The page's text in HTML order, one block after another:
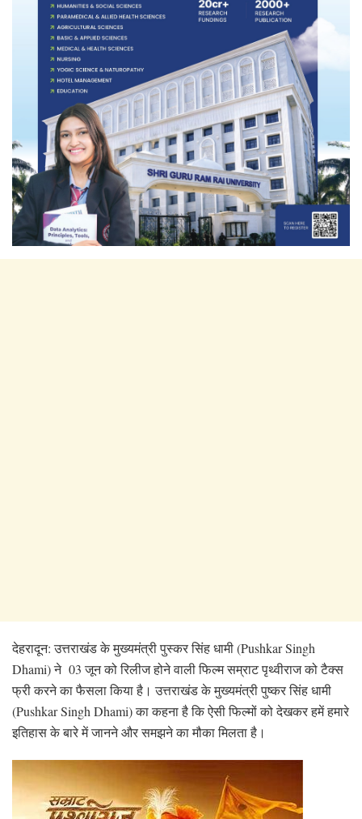
देहरादून: उत्तराखंड के मुख्यमंत्री पुस्कर सिंह धामी (Pushkar Singh
Dhami) ने 03 जून को रिलीज होने वाली फिल्म सम्राट पृथ्वीराज को टैक्स
फ्री करने का फैसला किया है। उत्तराखंड के मुख्यमंत्री पुष्कर सिंह धामी
(Pushkar Singh Dhami) का कहना है कि ऐसी फिल्मों को देखकर हमें हमारे
इतिहास के बारे में जानने और समझने का मौका मिलता है।